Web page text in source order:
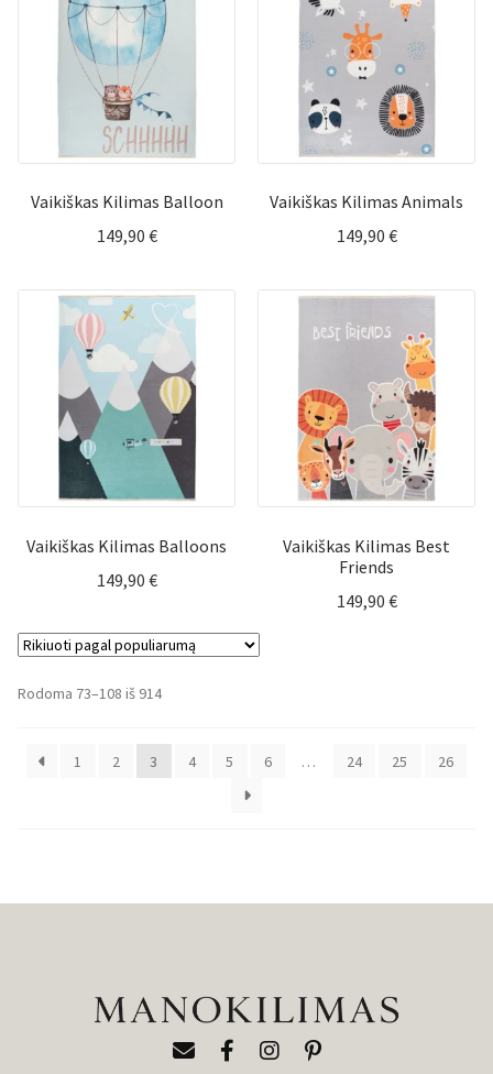
Vaikiškas Kilimas Balloon
149,90 €
Vaikiškas Kilimas Animals
149,90 €
Vaikiškas Kilimas Balloons
149,90 €
Vaikiškas Kilimas Best
Friends
149,90 €
Rodoma 73–108 iš 914Rūšiuojama
populiarumą
1
2 3 4 5 6 … 24 25 26